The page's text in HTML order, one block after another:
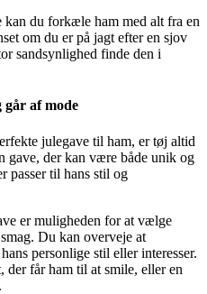
du forkæle ham med alt fra en
om du er på jagt efter en sjov
sandsynlighed finde den i
går af mode
julegave til ham, er tøj altid
gave, der kan være både unik og
passer til hans stil og
er muligheden for at vælge
Du kan overveje at
personlige stil eller interesser.
der får ham til at smile, eller en